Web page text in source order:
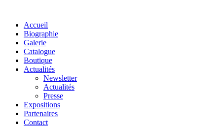
Accueil
Biographie
Galerie
Catalogue
Boutique
Actualités
Newsletter
Actualités
Presse
Expositions
Partenaires
Contact